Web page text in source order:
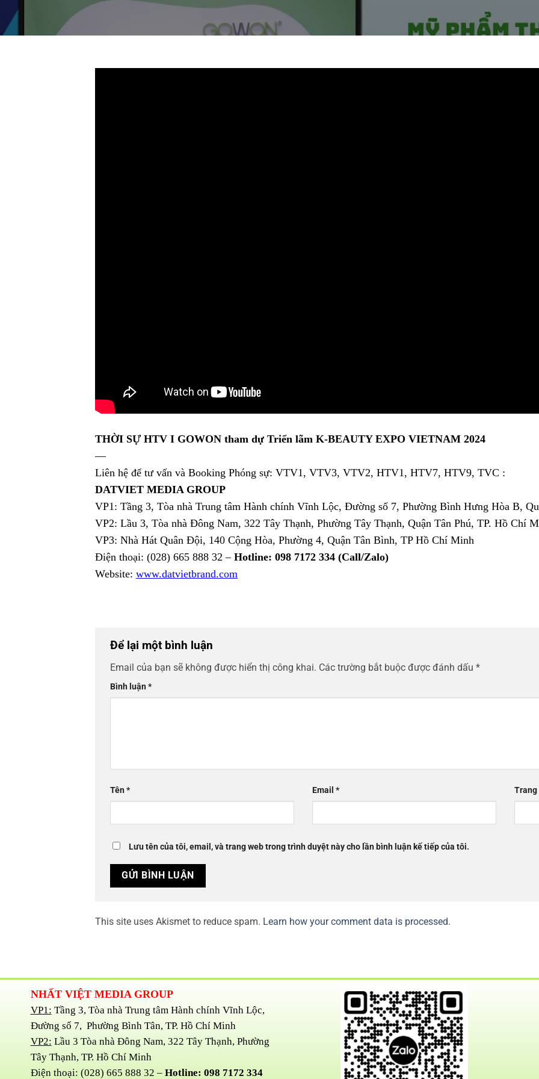
THỜI SỰ HTV I GOWON tham dự Triển lãm K-BEAUTY EXPO VIETNAM 2024
—
Liên hệ để tư vấn và Booking Phóng sự: VTV1, VTV3, VTV2, HTV1, HTV7, HTV9, TVC :
DATVIET MEDIA GROUP
VP1: Tầng 3, Tòa nhà Trung tâm Hành chính Vĩnh Lộc, Đường số 7, Phường Bình Hưng Hòa B,
VP2: Lầu 3, Tòa nhà Đông Nam, 322 Tây Thạnh, Phường Tây Thạnh, Quận Tân Phú, TP. Hồ Chí
VP3: Nhà Hát Quân Đội, 140 Cộng Hòa, Phường 4, Quận Tân Bình, TP Hồ Chí Minh
Điện thoại: (028) 665 888 32 –Hotline: 098 7172 334 (Call/Zalo)
Website: www.datvietbrand.com
Để lại một bình luận
Email của bạn sẽ không được hiển thị công khai. Các trường bắt buộc được đánh dấu *
Bình luận*
Tên* Email * Trang
Lưu tên của tôi, email, và trang web trong trình duyệt này cho lần bình luận kế tiếp của tôi.
This site uses Akismet to reduce spam. Learn how your comment data is processed.
NHẤT VIỆT MEDIA GROUP
VP1: Tầng 3, Tòa nhà Trung tâm Hành chính Vĩnh Lộc,
Đường số 7, Phường Bình Tân, TP. Hồ Chí Minh
VP2: Lầu 3 Tòa nhà Đông Nam, 322 Tây Thạnh, Phường
Tây Thạnh, TP. Hồ Chí Minh
Điện thoại: (028) 665 888 32 – Hotline: 098 7172 334